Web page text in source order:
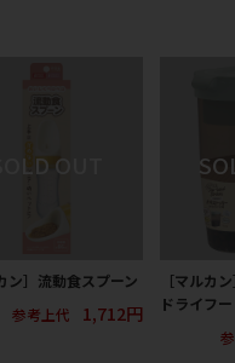
ン］流動食スプーン
参考上代
1,712円
［マルカ
ドライフ